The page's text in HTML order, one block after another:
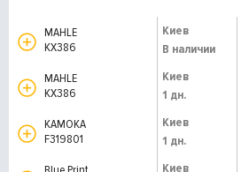
MAHLE
KX386
Киев
В наличии
MAHLE
KX386
Киев
1 дн.
KAMOKA
F319801
Киев
1 дн.
Киев